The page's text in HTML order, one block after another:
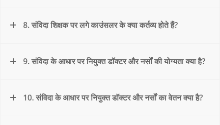
8. संविदा शिक्षक पर लगे काउंसलर के क्या कर्तव्य होते हैं?
9. संविदा के आधार पर नियुक्त डॉक्टर और नर्सों की योग्यता क्या है?
10. संविदा के आधार पर नियुक्त डॉक्टर और नर्सों का वेतन क्या है?